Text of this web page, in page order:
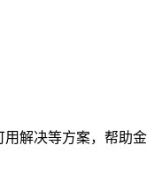
解决等方案，帮助金